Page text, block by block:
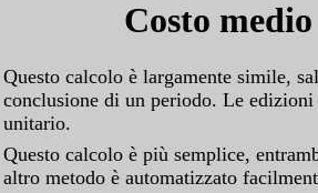
Costo
Questo calcolo è largamente simile,
conclusione di un periodo. Le
unitario.
Questo calcolo è più semplice,
altro metodo è automatizzato